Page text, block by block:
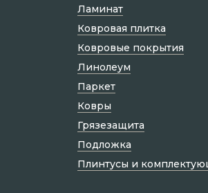
Ламинат
Ковровая плитка
Ковровые покрытия
Линолеум
Паркет
Ковры
Грязезащита
Подложка
Плинтусы и